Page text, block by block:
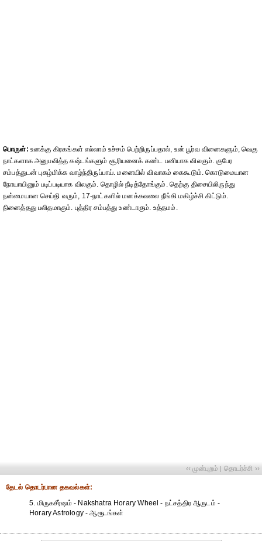
பொருள்: உனக்கு கிரகங்கள் எல்லாம் உச்சம் பெற்றிருப்பதால், உன் பூர்வ வினைகளும், வெகு
நாட்களாக அனுபவித்த கஷ்டங்களும் சூரியனைக் கண்ட பனியாக விலகும். குபேர
சம்பத்துடன் புகழ்மிக்க வாழ்ந்திருப்பாய். மனையில் விவாகம் கைகூடும். கொடுமையான
நோயாயினும் படிப்படியாக விலகும். தொழில் நீடித்தோங்கும். தெற்கு திசையிலிருந்து
நன்மையான செய்தி வரும், 17-நாட்களில் மனக்கவலை நீங்கி மகிழ்ச்சி கிட்டும்.
நினைத்தது பலிதமாகும். புத்திர சம்பத்து உண்டாகும். உத்தமம்.
‹‹ முன்புறம் | தொடர்ச்சி ››
தேட‌ல் தொட‌ர்பான தகவ‌ல்க‌ள்:
5. மிருகசீர்ஷம் - Nakshatra Horary Wheel - நட்சத்திர ஆருடம் -
Horary Astrology - ஆரூடங்கள்